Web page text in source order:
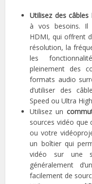
Utilisez des
à vos besoins. Il
HDMI, qui offrent
résolution, la
les
pleinement des
formats audio
d’utiliser des
Speed ou Ultra
Utilisez un
sources vidéo que
ou votre
un boîtier qui
vidéo sur une
généralement
facilement de